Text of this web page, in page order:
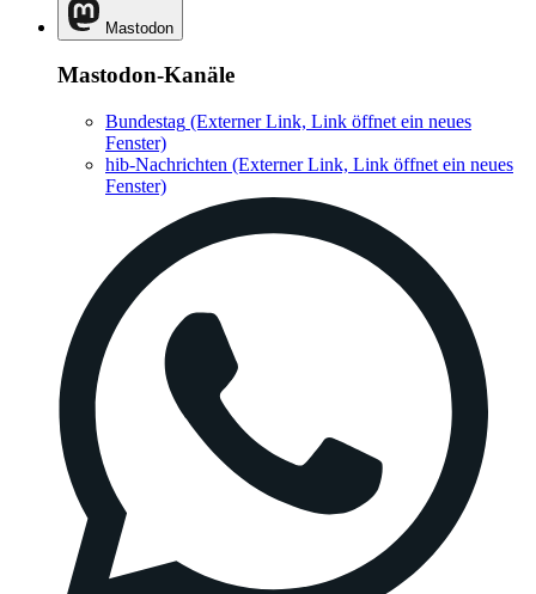
Mastodon
Mastodon-Kanäle
Bundestag (Externer Link, Link öffnet ein neues
Fenster)
hib-Nachrichten (Externer Link, Link öffnet ein neues
Fenster)